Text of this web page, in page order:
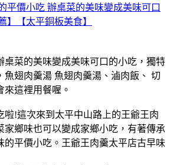
平價小吃 辦桌菜的美味變成美味可口
】【太平銅板美食】
桌菜的美味變成美味可口的小吃，獨特
魚翅肉羹湯 魚翅肉羹湯、滷肉飯、 切
這裡用餐喔。
啦!這次來到太平中山路上的王爺王肉
家鄉味也可以變成家鄉小吃，有著傳承
的平價小吃。王爺王肉羹太平店古早味